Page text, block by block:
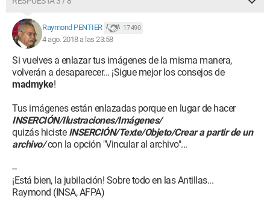
Raymond PENTIER 17 490
4 ago. 2018 a las 23:58
Si vuelves a enlazar tus imágenes de la misma manera,
volverán a desaparecer... ¡Sigue mejor los consejos de
madmyke!
Tus imágenes están enlazadas porque en lugar de hacer
INSERCIÓN/Ilustraciones/Imágenes/
quizás hiciste INSERCIÓN/Texte/Objeto/Crear a partir de un
archivo/con la opción "Vincular al archivo"...
--
¡Está bien, la jubilación! Sobre todo en las Antillas...
Raymond (INSA, AFPA)